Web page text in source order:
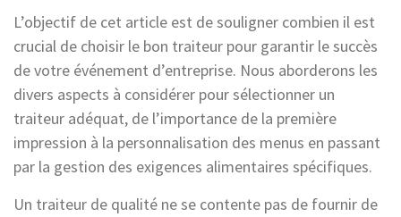
L’objectif de cet article est de souligner combien il est
crucial de choisir le bon traiteur pour garantir le succès
de votre événement d’entreprise. Nous aborderons les
divers aspects à considérer pour sélectionner un
traiteur adéquat, de l’importance de la première
impression à la personnalisation des menus en passant
par la gestion des exigences alimentaires spécifiques.
Un traiteur de qualité ne se contente pas de fournir de